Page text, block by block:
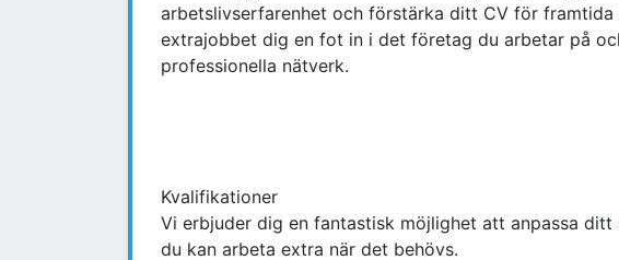
arbetslivserfarenhet och förstärka ditt CV för framtida
extrajobbet dig en fot in i det företag du arbetar på
professionella nätverk.
Kvalifikationer
Vi erbjuder dig en fantastisk möjlighet att anpassa
du kan arbeta extra när det behövs.